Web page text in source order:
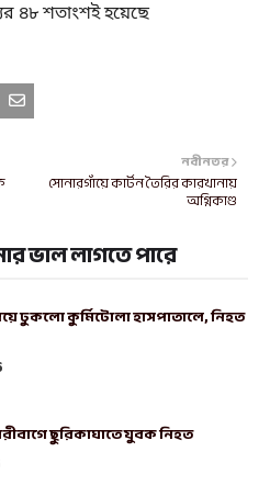
৪৮ শতাংশই হয়েছে
নবীনতর
সোনারগাঁয়ে কার্টন তৈরির কারখানায়
অগ্নিকাণ্ড
ভাল লাগতে পারে
ঢুকলো কুর্মিটোলা হাসপাতালে, নিহত
ছুরিকাঘাতে যুবক নিহত